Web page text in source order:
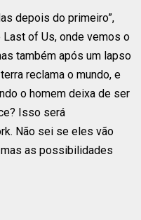
depois do primeiro”,
Last of Us, onde vemos o
também após um lapso
reclama o mundo, e
o homem deixa de ser
Isso será
Não sei se eles vão
as possibilidades